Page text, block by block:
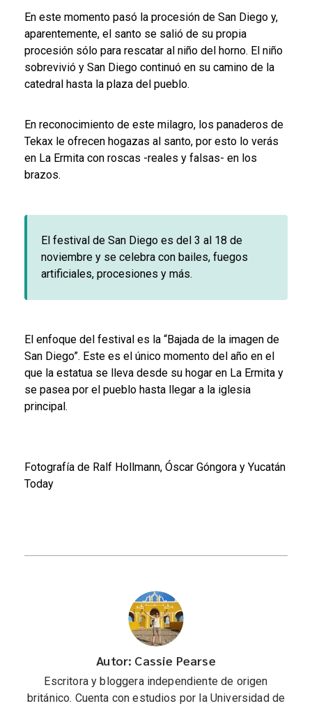
En este momento pasó la procesión de San Diego y,
aparentemente, el santo se salió de su propia
procesión sólo para rescatar al niño del horno. El niño
sobrevivió y San Diego continuó en su camino de la
catedral hasta la plaza del pueblo.
En reconocimiento de este milagro, los panaderos de
Tekax le ofrecen hogazas al santo, por esto lo verás
en La Ermita con roscas -reales y falsas- en los
brazos.
El festival de San Diego es del 3 al 18 de
noviembre y se celebra con bailes, fuegos
artificiales, procesiones y más.
El enfoque del festival es la “Bajada de la imagen de
San Diego”. Este es el único momento del año en el
que la estatua se lleva desde su hogar en La Ermita y
se pasea por el pueblo hasta llegar a la iglesia
principal.
Fotografía de Ralf Hollmann, Óscar Góngora y Yucatán
Today
Autor: Cassie Pearse
Escritora y bloggera independiente de origen
británico. Cuenta con estudios por la Universidad de